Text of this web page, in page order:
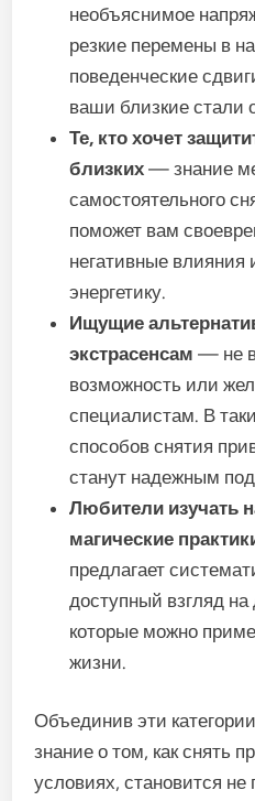
необъяснимое
резкие перемены в
поведенческие
ваши близкие стали
Те, кто хочет
близких — знание
самостоятельного
поможет вам
негативные влияния
энергетику.
Ищущие
экстрасенсам — не
возможность или
специалистам. В
способов снятия
станут надежным
Любители изучать
магические
предлагает
доступный взгляд
которые можно
жизни.
Объединив эти
знание о том, как снять
условиях, становится